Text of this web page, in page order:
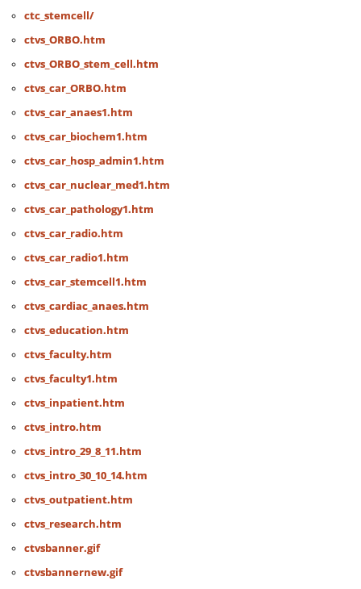
ctc_stemcell/
ctvs_ORBO.htm
ctvs_ORBO_stem_cell.htm
ctvs_car_ORBO.htm
ctvs_car_anaes1.htm
ctvs_car_biochem1.htm
ctvs_car_hosp_admin1.htm
ctvs_car_nuclear_med1.htm
ctvs_car_pathology1.htm
ctvs_car_radio.htm
ctvs_car_radio1.htm
ctvs_car_stemcell1.htm
ctvs_cardiac_anaes.htm
ctvs_education.htm
ctvs_faculty.htm
ctvs_faculty1.htm
ctvs_inpatient.htm
ctvs_intro.htm
ctvs_intro_29_8_11.htm
ctvs_intro_30_10_14.htm
ctvs_outpatient.htm
ctvs_research.htm
ctvsbanner.gif
ctvsbannernew.gif